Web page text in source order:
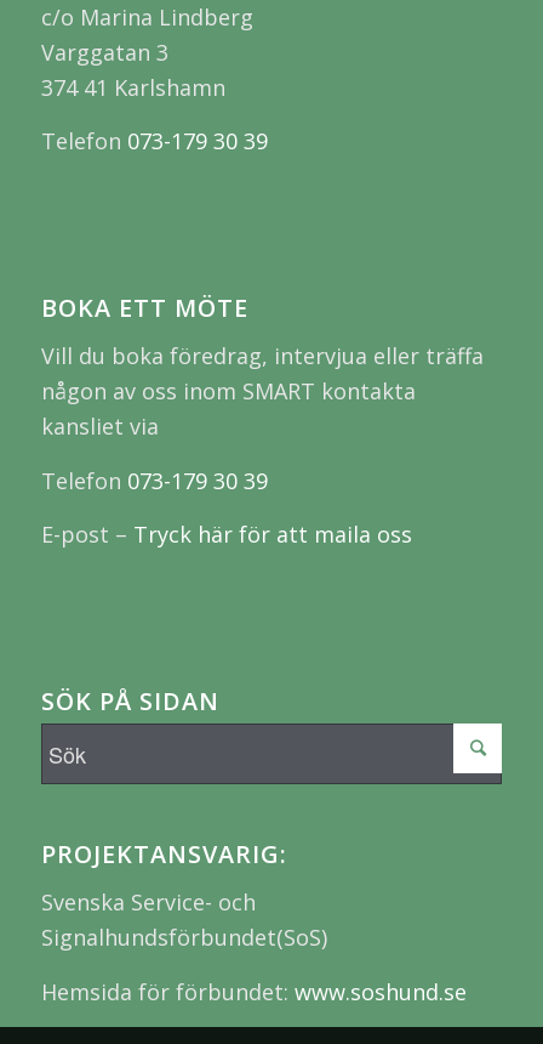
c/o Marina Lindberg
Varggatan 3
374 41 Karlshamn
Telefon 073-179 30 39
BOKA ETT MÖTE
Vill du boka föredrag, intervjua eller träffa
någon av oss inom SMART kontakta
kansliet via
Telefon 073-179 30 39
E-post – Tryck här för att maila oss
SÖK PÅ SIDAN
PROJEKTANSVARIG:
Svenska Service- och
Signalhundsförbundet(SoS)
Hemsida för förbundet: www.soshund.se